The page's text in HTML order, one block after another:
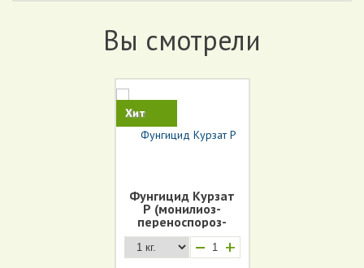
Вы смотрели
Хит
Фунгицид Курзат
Р (монилиоз-
переноспороз-
черный рак) +